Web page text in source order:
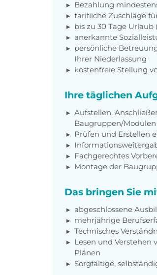
Bezahlung
tarifliche Zuschläge
bis zu 30 Tage
anerkannte
persönliche
Ihrer Niederlassung
kostenfreie Stellung
Ihre täglichen
Aufstellen,
Baugruppen/
Prüfen und Erstellen
Fachgerechtes
Montage der
Das bringen Sie
abgeschlossene
mehrjährige
Technisches
Lesen und
Plänen
Sorgfältige,